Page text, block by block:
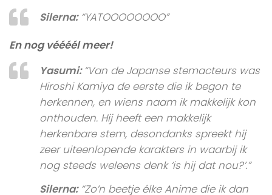
Silerna: “YATOOOOOOOO”
En nog véééél meer!
Yasumi:“Van de Japanse stemacteurs was
Hiroshi Kamiya de eerste die ik begon te
herkennen, en wiens naam ik makkelijk kon
onthouden. Hij heeft een makkelijk
herkenbare stem, desondanks spreekt hij
zeer uiteenlopende karakters in waarbij ik
nog steeds weleens denk ‘is hij dat nou?’.”
Silerna: “Zo’n beetje élke Anime die ik dan